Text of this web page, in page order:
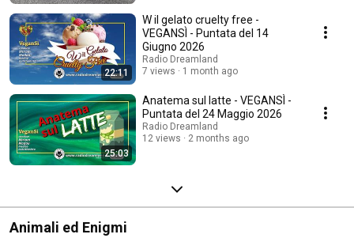
22:11
W il gelato cruelty free -
VEGANSÌ - Puntata del 14
Giugno 2026
Radio Dreamland
7 views
1 month ago
25:03
Anatema sul latte - VEGANSÌ -
Puntata del 24 Maggio 2026
Radio Dreamland
12 views
2 months ago
Animali ed Enigmi